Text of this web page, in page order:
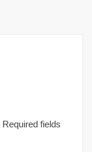
Required fields